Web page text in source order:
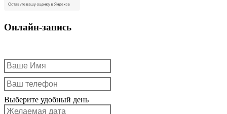
Онлайн-запись
Выберите удобный день